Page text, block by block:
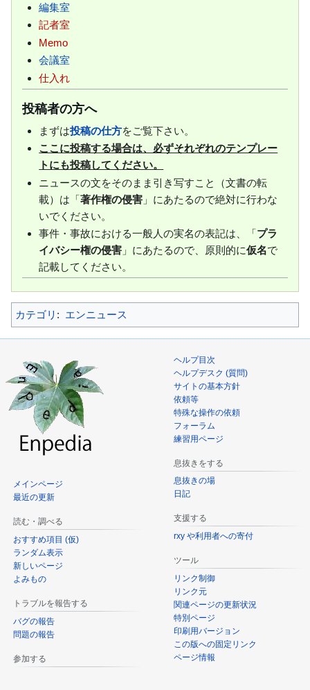
編集室
記者室
Memo
会議室
仕入れ
投稿者の方へ
まずは投稿の仕方をご覧下さい。
ここに投稿する場合は、必ずそれぞれのテンプレー
トにも投稿してください。
ニュースの文をそのまま引き写すこと（文書の転
載）は「著作権の侵害 」にあたるので絶対に行わな
いでください。
事件・事故における一般人の実名の表記は、「プラ
イバシー権の侵害 」にあたるので、原則的に仮名で
記載してください。
カテゴリ : エンニュース
メインページ
最近の更新
読む・調べる
おすすめ項目 (仮)
ランダム表示
新しいページ
よみもの
トラブルを報告する
バグの報告
問題の報告
参加する
ヘルプ目次
ヘルプデスク (質問)
サイトの基本方針
依頼等
特殊な操作の依頼
フォーラム
練習用ページ
息抜きをする
息抜きの場
日記
支援する
rxy や利用者への寄付
ツール
リンク制御
リンク元
関連ページの更新状況
特別ページ
印刷用バージョン
この版への固定リンク
ページ情報